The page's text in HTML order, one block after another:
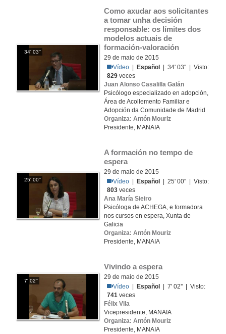
34' 03''
Como axudar aos solicitantes
a tomar unha decisión
responsable: os límites dos
modelos actuais de
formación-valoración
29 de maio de 2015
Vídeo
Español
| 34' 03'' | Visto:
829 veces
Juan Alonso Casalilla Galán
Psicólogo especializado en adopción,
Área de Acollemento Familiar e
Adopción da Comunidade de Madrid
Organiza: Antón Mouriz
Presidente, MANAIA
25' 00''
A formación no tempo de
espera
29 de maio de 2015
Vídeo
Español
| 25' 00'' | Visto:
803 veces
Ana María Sieiro
Psicóloga de ACHEGA, e formadora
nos cursos en espera, Xunta de
Galicia
Organiza: Antón Mouriz
Presidente, MANAIA
7' 02''
Vivindo a espera
29 de maio de 2015
Vídeo
Español
| 7' 02'' | Visto:
741 veces
Félix Vila
Vicepresidente, MANAIA
Organiza: Antón Mouriz
Presidente, MANAIA